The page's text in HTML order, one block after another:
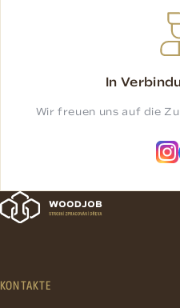
In
Wir freuen uns auf die
KONTAKTE